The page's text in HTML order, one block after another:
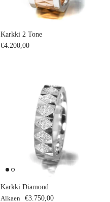
Karkki 2 Tone
Normaalihinta
€4.200,00
Karkki Diamond
Normaalihinta
Alkaen €3.750,00